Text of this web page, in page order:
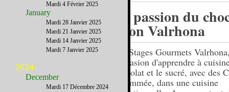
La passion du
selon Valrhona
Les Stages Gourmets
l'occasion d'apprendre à
chocolat et le sucré, avec des
renommée, dans une cuisine
Mardi 4 Février 2025
January
Mardi 28 Janvier 2025
Mardi 21 Janvier 2025
Mardi 14 Janvier 2025
Mardi 7 Janvier 2025
2024
December
Mardi 17 Décembre 2024